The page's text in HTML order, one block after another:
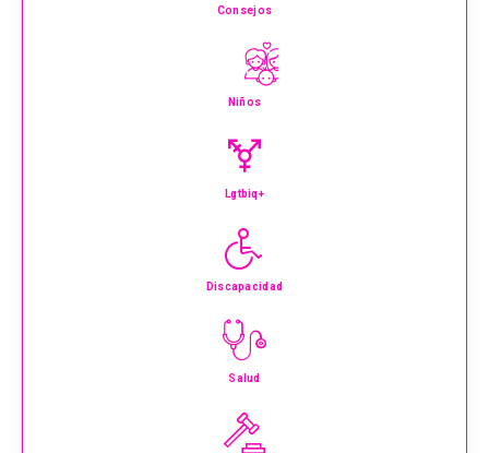
Consejos
Niños
Lgtbiq+
Discapacidad
Salud